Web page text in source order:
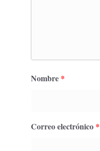
Nombre *
Correo electrónico *